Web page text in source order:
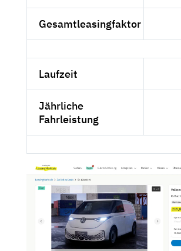
Gesamtleasingfaktor
Laufzeit
Jährliche
Fahrleistung